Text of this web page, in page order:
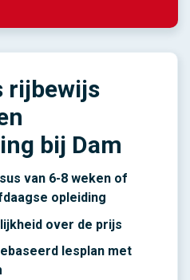
rijbewijs
bij Dam
van 6-8 weken of
opleiding
over de prijs
lesplan met